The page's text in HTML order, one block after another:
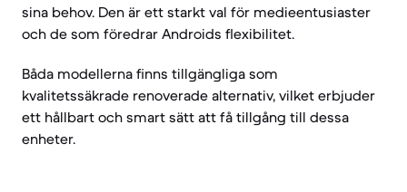
sina behov. Den är ett starkt val för medieentusiaster
och de som föredrar Androids flexibilitet.
Båda modellerna finns tillgängliga som
kvalitetssäkrade renoverade alternativ, vilket erbjuder
ett hållbart och smart sätt att få tillgång till dessa
enheter.